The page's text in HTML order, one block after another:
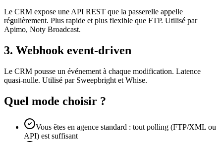
Le CRM expose une API REST que la passerelle appelle
régulièrement. Plus rapide et plus flexible que FTP. Utilisé par
Apimo, Noty Broadcast.
3. Webhook event-driven
Le CRM pousse un événement à chaque modification. Latence
quasi-nulle. Utilisé par Sweepbright et Whise.
Quel mode choisir ?
Vous êtes en agence standard : tout polling (FTP/XML ou
API) est suffisant